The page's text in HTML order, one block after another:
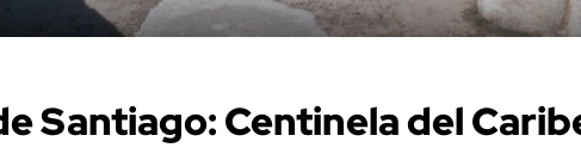
Santiago: Centinela del